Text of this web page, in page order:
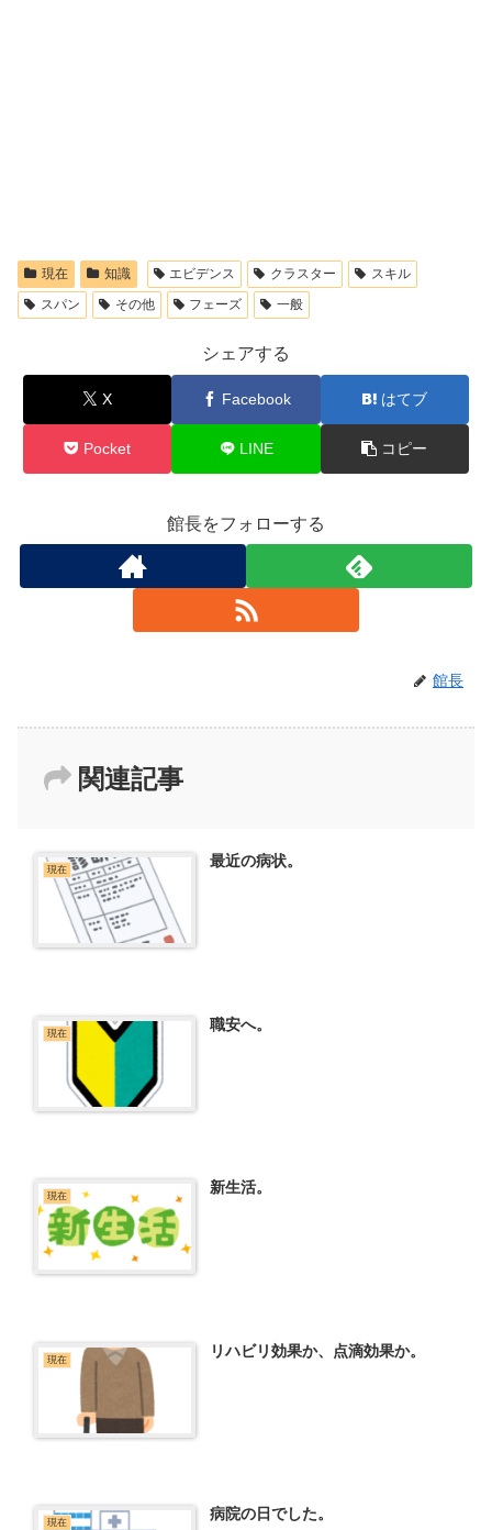
現在 知識 エビデンス クラスター
スキル
スパン
その他 フェーズ 一般
シェアする
X Facebook はてブ
Pocket LINE コピー
館長をフォローする
館長
関連記事
現在 最近の病状。
現在 職安へ。
現在 新生活。
現在 リハビリ効果か、点滴効果か。
現在 病院の日でした。